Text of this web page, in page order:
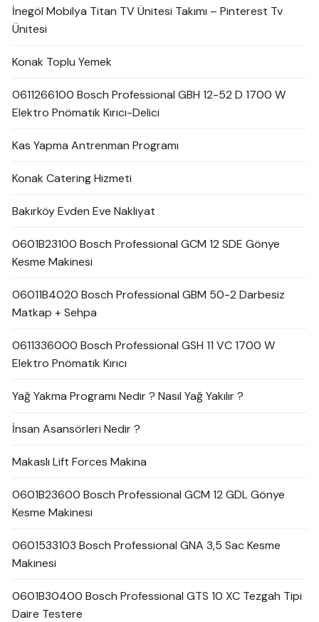
İnegöl Mobilya Titan TV Ünitesi Takımı – Pinterest Tv
Ünitesi
Konak Toplu Yemek
0611266100 Bosch Professional GBH 12-52 D 1700 W
Elektro Pnömatik Kırıcı-Delici
Kas Yapma Antrenman Programı
Konak Catering Hizmeti
Bakırköy Evden Eve Nakliyat
0601B23100 Bosch Professional GCM 12 SDE Gönye
Kesme Makinesi
06011B4020 Bosch Professional GBM 50-2 Darbesiz
Matkap + Sehpa
0611336000 Bosch Professional GSH 11 VC 1700 W
Elektro Pnömatik Kırıcı
Yağ Yakma Programı Nedir ? Nasıl Yağ Yakılır ?
İnsan Asansörleri Nedir ?
Makaslı Lift Forces Makina
0601B23600 Bosch Professional GCM 12 GDL Gönye
Kesme Makinesi
0601533103 Bosch Professional GNA 3,5 Sac Kesme
Makinesi
0601B30400 Bosch Professional GTS 10 XC Tezgah Tipi
Daire Testere